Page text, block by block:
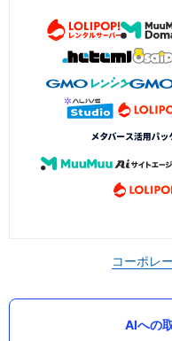
コーポレ
AIへの